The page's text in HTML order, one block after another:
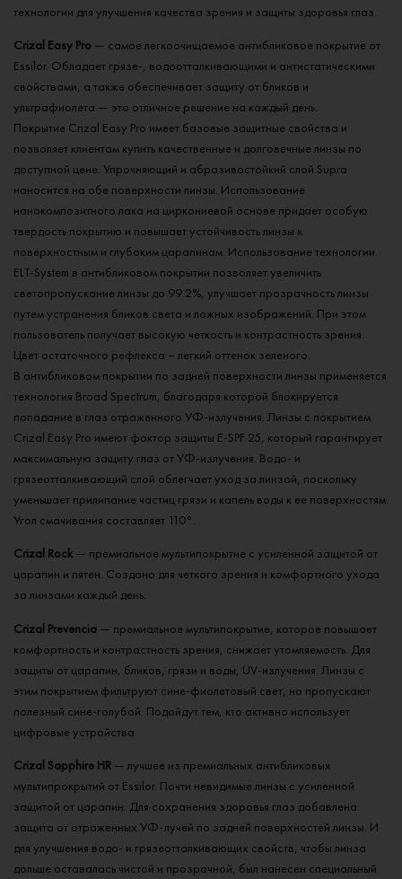
технологии для улучшения качества зрения и защиты здоровья глаз.
Crizal Easy Pro — самое легкоочищаемое антибликовое покрытие от
Essilor. Обладает грязе-, водоотталкивающими и антистатическими
свойствами, а также обеспечивает защиту от бликов и
ультрафиолета — это отличное решение на каждый день.
Покрытие Crizal Easy Pro имеет базовые защитные свойства и
позволяет клиентам купить качественные и долговечные линзы по
доступной цене. Упрочняющий и абразивостойкий слой Supra
наносится на обе поверхности линзы. Использование
нанокомпозитного лака на циркониевой основе придает особую
твердость покрытию и повышает устойчивость линзы к
поверхностным и глубоким царапинам. Использование технологии
ELT-System в антибликовом покрытии позволяет увеличить
светопропускание линзы до 99.2%, улучшает прозрачность линзы
путем устранения бликов света и ложных изображений. При этом
пользователь получает высокую четкость и контрастность зрения.
Цвет остаточного рефлекса – легкий оттенок зеленого.
В антибликовом покрытии по задней поверхности линзы применяется
технология Broad Spectrum, благодаря которой блокируется
попадание в глаз отраженного УФ-излучения. Линзы с покрытием
Crizal Easy Pro имеют фактор защиты E-SPF 25, который гарантирует
максимальную защиту глаз от УФ-излучения. Водо- и
грязеотталкивающий слой облегчает уход за линзой, поскольку
уменьшает прилипание частиц грязи и капель воды к ее поверхностям.
Угол смачивания составляет 110°.
Crizal Rock — премиальное мультипокрытие с усиленной защитой от
царапин и пятен. Создано для четкого зрения и комфортного ухода
за линзами каждый день.
Crizal Prevencia — премиальное мультипокрытие, которое повышает
комфортность и контрастность зрения, снижает утомляемость. Для
защиты от царапин, бликов, грязи и воды, UV-излучения. Линзы с
этим покрытием фильтруют сине‑фиолетовый свет, но пропускают
полезный сине-голубой. Подойдут тем, кто активно использует
цифровые устройства.​
Crizal Sapphire HR — лучшее из премиальных антибликовых
мультипрокрытий от Essilor. Почти невидимые линзы с усиленной
защитой от царапин. Для сохранения здоровья глаз добавлена
защита от отраженных УФ-лучей по задней поверхностей линзы. И
для улучшения водо- и грязеотталкивающих свойств, чтобы линза
дольше оставалась чистой и прозрачной, был нанесен специальный